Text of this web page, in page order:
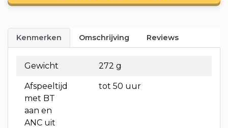
Kenmerken Omschrijving Reviews
Gewicht 272 g
Afspeeltijd
met BT
aan en
ANC uit
tot 50 uur